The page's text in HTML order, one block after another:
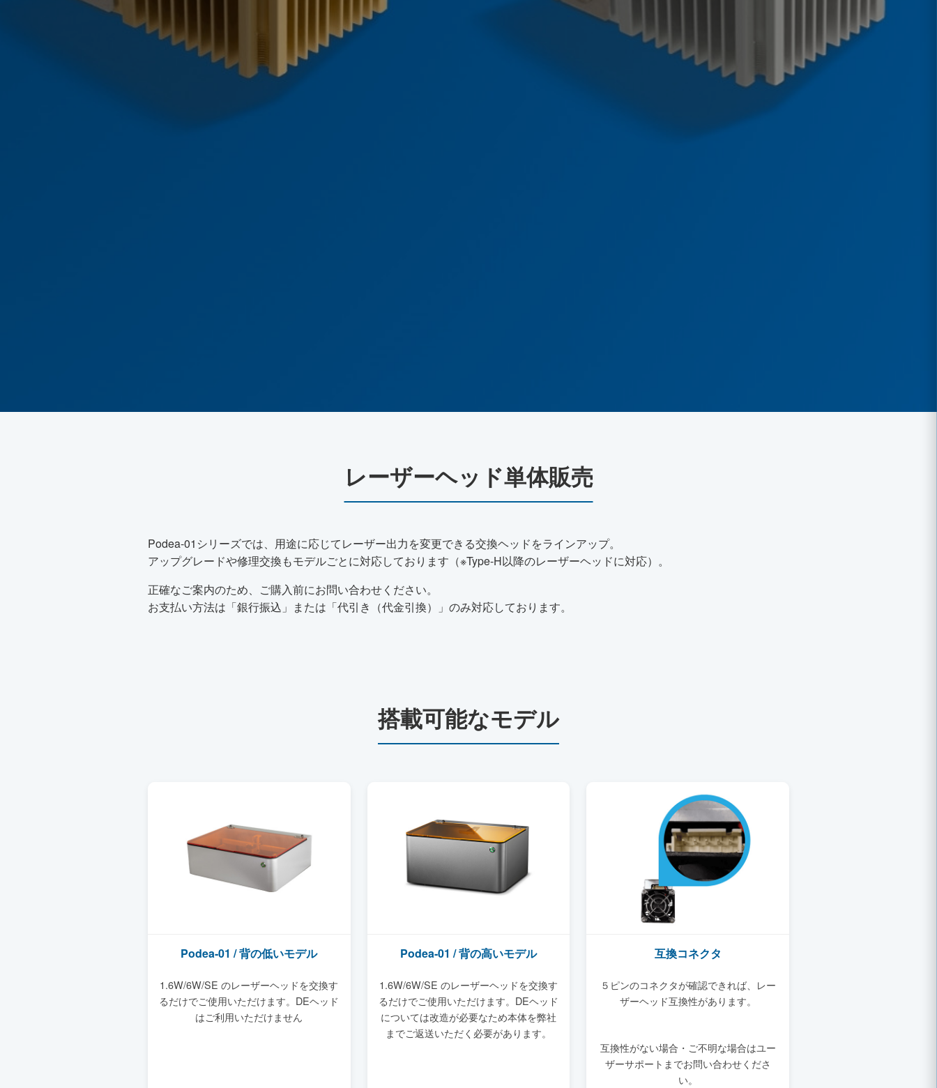
レーザーヘッド単体販売
Podea-01シリーズでは、用途に応じてレーザー出力を変更できる交換ヘッドをラインアップ。
アップグレードや修理交換もモデルごとに対応しております（※Type-H以降のレーザーヘッドに対応）。
正確なご案内のため、ご購入前にお問い合わせください。
お支払い方法は「銀行振込」または「代引き（代金引換）」のみ対応しております。
搭載可能なモデル
Podea-01 / 背の低いモデル
1.6W/6W/SE のレーザーヘッドを交換す
るだけでご使用いただけます。DEヘッド
はご利用いただけません
Podea-01 / 背の高いモデル
1.6W/6W/SE のレーザーヘッドを交換す
るだけでご使用いただけます。DEヘッド
については改造が必要なため本体を弊社
までご返送いただく必要があります。
互換コネクタ
５ピンのコネクタが確認できれば、レー
ザーヘッド互換性があります。
互換性がない場合・ご不明な場合はユー
ザーサポートまでお問い合わせくださ
い。